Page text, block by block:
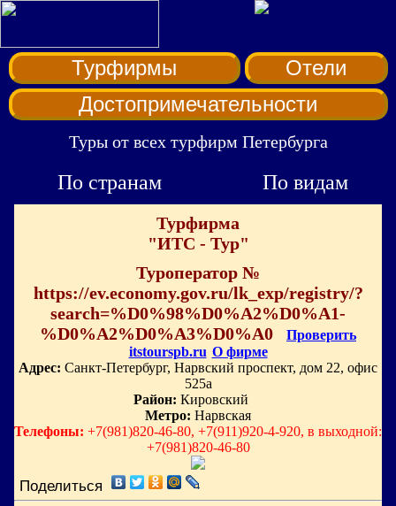
Турфирмы
Отели
Достопримечательности
Туры от всех турфирм Петербурга
По странам По видам
Турфирма
"ИТС - Тур"
Туроператор №
https://ev.economy.gov.ru/lk_exp/registry/?
search=%D0%98%D0%A2%D0%A1-
%D0%A2%D0%A3%D0%A0
Проверить
itstourspb.ru О фирме
Адрес: Санкт-Петербург, Нарвский проспект, дом 22, офис
525а
Район: Кировский
Метро: Нарвская
Телефоны: +7(981)820-46-80, +7(911)920-4-920, в выходной:
+7(981)820-46-80
Поделиться